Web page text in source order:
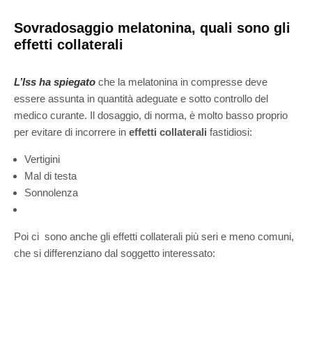
Sovradosaggio melatonina, quali sono gli
effetti collaterali
L’Iss ha spiegato che la melatonina in compresse deve
essere assunta in quantità adeguate e sotto controllo del
medico curante. Il dosaggio, di norma, è molto basso proprio
per evitare di incorrere in effetti collaterali fastidiosi:
Vertigini
Mal di testa
Sonnolenza
Poi ci sono anche gli effetti collaterali più seri e meno comuni,
che si differenziano dal soggetto interessato: